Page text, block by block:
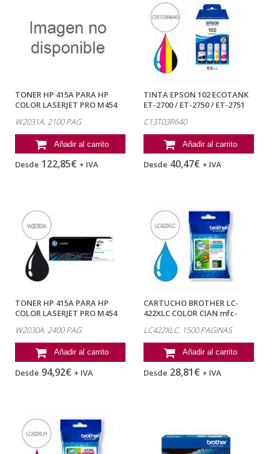
TONER HP 415A PARA HP
COLOR LASERJET PRO M454
W2031A. 2100 PAG
Añadir al carrito
Desde 122,85€ + IVA
TINTA EPSON 102 ECOTANK
ET-2700 / ET-2750 / ET-2751
C13T03R640
Añadir al carrito
Desde 40,47€ + IVA
TONER HP 415A PARA HP
COLOR LASERJET PRO M454
W2030A. 2400 PAG
Añadir al carrito
Desde 94,92€ + IVA
CARTUCHO BROTHER LC-
422XLC COLOR CIAN mfc-
LC422XLC. 1500 PAGINAS
Añadir al carrito
Desde 28,81€ + IVA